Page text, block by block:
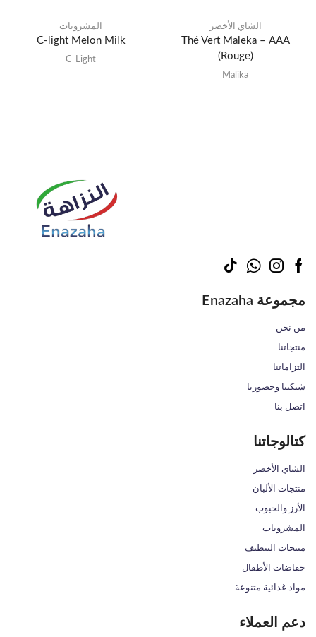
الشاي الأخضر
Thé Vert Maleka – AAA
(Rouge)
Malika
المشروبات
C-light Melon Milk
C-Light
مجموعة Enazaha
من نحن
منتجاتنا
التزاماتنا
شبكتنا وحضورنا
اتصل بنا
كتالوجاتنا
الشاي الأخضر
منتجات الألبان
الأرز والحبوب
المشروبات
منتجات التنظيف
حفاضات الأطفال
مواد غذائية متنوعة
دعم العملاء